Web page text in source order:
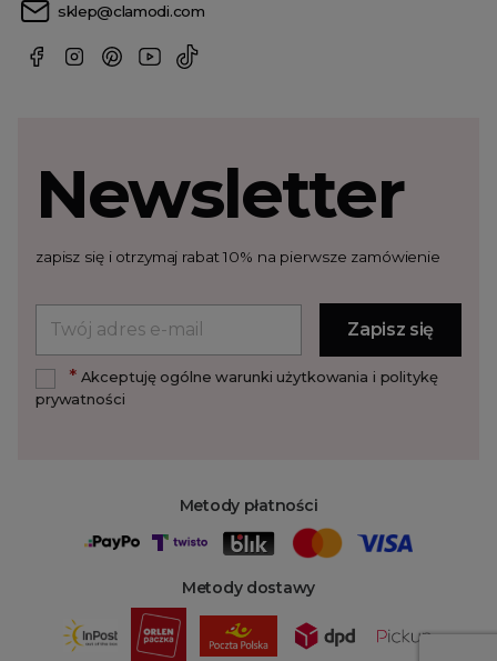
sklep@clamodi.com
Metody płatności
Metody dostawy
Newsletter
zapisz się i otrzymaj rabat 10% na pierwsze zamówienie
*Akceptuję ogólne warunki użytkowania i politykę
prywatności